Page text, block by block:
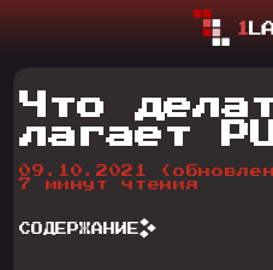
Что
лагает
09.10.2021
7 минут чтения
СОДЕРЖАНИЕ